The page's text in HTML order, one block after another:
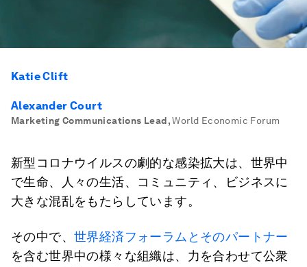
Katie Clift
Alexander Court
Marketing Communications Lead, World Economic Forum
新型コロナウイルスの劇的な感染拡大は、世界中
で生命、人々の生活、コミュニティ、ビジネスに
大きな混乱をもたらしています。
その中で、 世界経済フォーラムとそのパートナー
を含む世界中の様々な組織は、力を合わせて公衆